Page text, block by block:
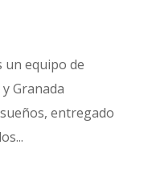
un equipo de
Granada
entregado